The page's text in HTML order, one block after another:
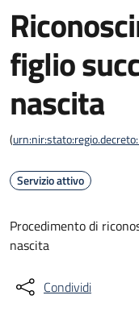
figlio
nascita
(
Servizio attivo
Procedimento di
nascita
Condividi